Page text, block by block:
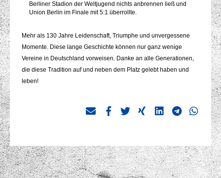
Berliner Stadion der Weltjugend nichts anbrennen ließ und
Union Berlin im Finale mit 5:1 überrollte.
Mehr als 130 Jahre Leidenschaft, Triumphe und unvergessene
Momente. Diese lange Geschichte können nur ganz wenige
Vereine in Deutschland vorweisen. Danke an alle Generationen,
die diese Tradition auf und neben dem Platz gelebt haben und
leben!